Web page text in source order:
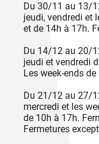
Du 30/11 au 13/
jeudi, vendredi et
et de 14h à 17h.
Du 14/12 au 20/
jeudi et vendredi
Les week-ends
Du 21/12 au 27/
mercredi et les
de 10h à 17h.
Fermetures